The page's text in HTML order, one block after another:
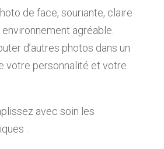
de face, souriante, claire
agréable.
d’autres photos dans un
votre personnalité et votre
avec soin les
: